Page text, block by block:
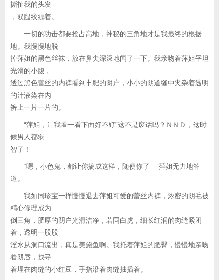
撕扯我的头发
，双腿绞緾着。
一切的功击都要抢占高地，神秘的三角地才是我最终的根据
地。我慢慢地脱
掉萍姐的黑色丝袜，放在鼻尖深深地闻了一下。我亲吻着萍姐平坦
光滑的小腹，
透过黑色蕾丝的内裤看到丰肥的阴户，小小的阴道缝中夹杂着透明
的汁液染在内
裤上一片一片的。
“萍姐，让我看一看下面好不好”这不是废话吗？ＮＮＤ，这时
候男人都弱
智了！
“嗯，小色鬼，都让你搞成这样，随便你了！”萍姐无力地答
道。
我如同珍宝一样慢慢退去萍姐可爱的蕾丝内裤，浓密的阴毛被
精心修理成为
倒三角，肥厚的阴户光滑洁净，若同白虎，细长红润的肉缝紧闭
着，透明一股股
淫水从洞口流出，真是美鲍鱼啊。我托着萍姐的肥臀，慢慢地亲吻
着阴唇，找寻
着埋在肉缝的小红豆，手指沿着肉缝抽插着。